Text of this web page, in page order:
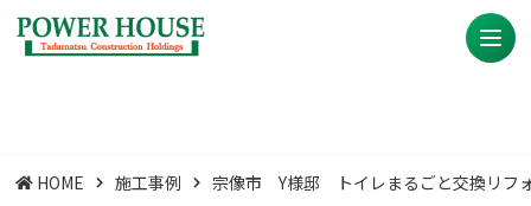
HOME 施工事例 宗像市 Y様邸 トイレまるごと交換リフ